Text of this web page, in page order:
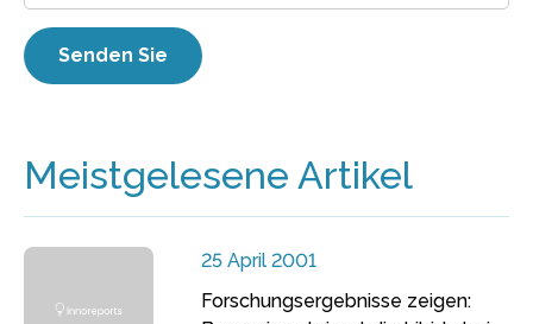
Meistgelesene Artikel
25 April 2001
Forschungsergebnisse zeigen: